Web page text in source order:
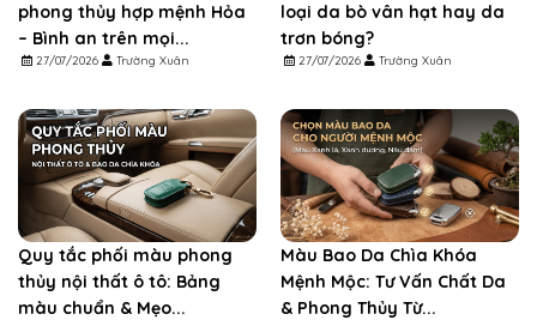
phong thủy hợp mệnh Hỏa
– Bình an trên mọi...
27/07/2026 Trường Xuân
loại da bò vân hạt hay da
trơn bóng?
27/07/2026 Trường Xuân
Quy tắc phối màu phong
thủy nội thất ô tô: Bảng
màu chuẩn & Mẹo...
Màu Bao Da Chìa Khóa
Mệnh Mộc: Tư Vấn Chất Da
& Phong Thủy Từ...